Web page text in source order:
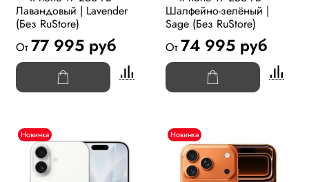
Лавандовый | Lavender
(Без RuStore)
От 77 995 руб
Шалфейно-зелёный |
Sage (Без RuStore)
От 74 995 руб
Новинка Новинка